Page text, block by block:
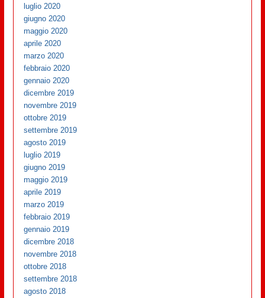
luglio 2020
giugno 2020
maggio 2020
aprile 2020
marzo 2020
febbraio 2020
gennaio 2020
dicembre 2019
novembre 2019
ottobre 2019
settembre 2019
agosto 2019
luglio 2019
giugno 2019
maggio 2019
aprile 2019
marzo 2019
febbraio 2019
gennaio 2019
dicembre 2018
novembre 2018
ottobre 2018
settembre 2018
agosto 2018